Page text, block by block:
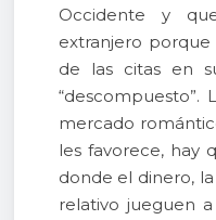
Occidente y
extranjero
de las citas en
“descompuesto”.
mercado
les favorece, hay
donde el dinero,
relativo jueguen